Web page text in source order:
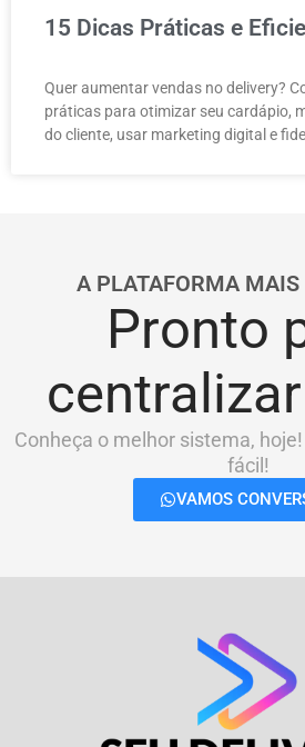
15 Dicas Práticas e
Quer aumentar vendas no delivery?
práticas para otimizar seu cardápio,
do cliente, usar marketing digital e
A PLATAFORMA
Pronto
Conheça o melhor sistema,
fácil!
VAMOS